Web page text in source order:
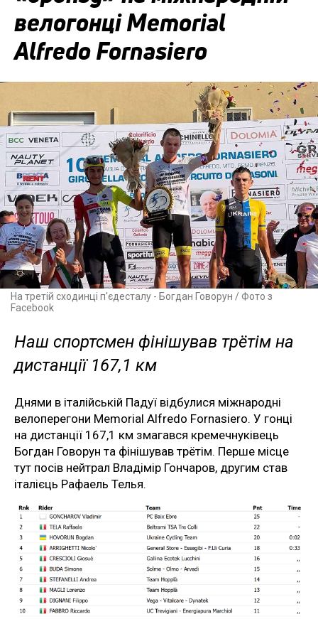
велогонці Memorial
Alfredo Fornasiero
На третій сходинці п'єдесталу - Богдан Говорун / Фото з
Facebook
Наш спортсмен фінішував трётім на
дистанції 167,1 км
Днями в італійській Падуї відбулися міжнародні
велоперегони Memorial Alfredo Fornasiero. У гонці
на дистанції 167,1 км змагався кремечнуківець
Богдан Говорун та фінішував трётім. Перше місце
тут посів нейтрал Владімір Гончаров, другим став
італієць Рафаель Телья.